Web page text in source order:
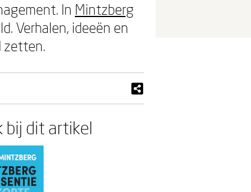
In Mintzberg
Verhalen, ideeën en
zetten.
bij dit artikel